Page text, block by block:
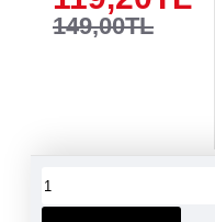
149,00TL
ÜRÜN YORUMLARI